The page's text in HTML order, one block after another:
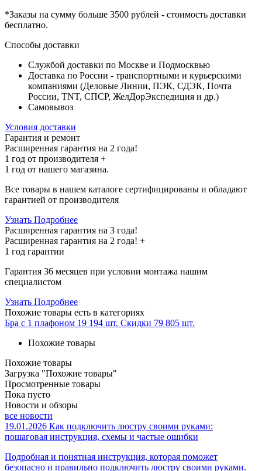
*Заказы на сумму больше 3500 рублей - стоимость доставки
бесплатно.
Способы доставки
Службой доставки по Москве и Подмосквью
Доставка по России - транспортными и курьерскими
компаниями (Деловые Линии, ПЭК, СДЭК, Почта
России, TNT, СПСР, ЖелДорЭкспедиция и др.)
Самовывоз
Условия доставки
Гарантия и ремонт
Расширенная гарантия на 2 года!
1 год от производителя +
1 год от нашего магазина.
Все товары в нашем каталоге сертифицированы и обладают
гарантией от производителя
Узнать Подробнее
Расширенная гарантия на 3 года!
Расширенная гарантия на 2 года! +
1 год гарантии
Гарантия 36 месяцев при условии монтажа нашим
специалистом
Узнать Подробнее
Похожие товары есть в категориях
Бра с 1 плафоном 19 194 шт. Скидки 79 805 шт.
Похожие товары
Похожие товары
Загрузка "Похожие товары"
Просмотренные товары
Пока пусто
Новости и обзоры
все новости
19.01.2026 Как подключить люстру своими руками:
пошаговая инструкция, схемы и частые ошибки
Подробная и понятная инструкция, которая поможет
безопасно и правильно подключить люстру своими руками.